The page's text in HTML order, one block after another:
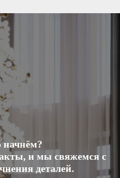
начнём?
и мы свяжемся с
деталей.